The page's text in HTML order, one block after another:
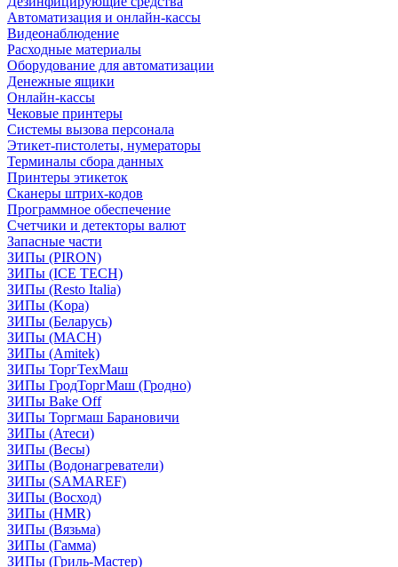
Автоматизация и онлайн-кассы
Видеонаблюдение
Расходные материалы
Оборудование для автоматизации
Денежные ящики
Онлайн-кассы
Чековые принтеры
Системы вызова персонала
Этикет-пистолеты, нумераторы
Терминалы сбора данных
Принтеры этикеток
Сканеры штрих-кодов
Программное обеспечение
Счетчики и детекторы валют
Запасные части
ЗИПы (PIRON)
ЗИПы (ICE TECH)
ЗИПы (Resto Italia)
ЗИПы (Kopa)
ЗИПы (Беларусь)
ЗИПы (MACH)
ЗИПы (Amitek)
ЗИПы ТоргТехМаш
ЗИПы ГродТоргМаш (Гродно)
ЗИПы Bake Off
ЗИПы Торгмаш Барановичи
ЗИПы (Атеси)
ЗИПы (Весы)
ЗИПы (Водонагреватели)
ЗИПы (SAMAREF)
ЗИПы (Восход)
ЗИПы (HMR)
ЗИПы (Вязьма)
ЗИПы (Гамма)
ЗИПы (Гриль-Мастер)